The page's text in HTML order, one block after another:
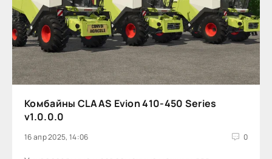
Комбайны CLAAS Evion 410-450 Series
v1.0.0.0
16 апр 2025, 14:06 0